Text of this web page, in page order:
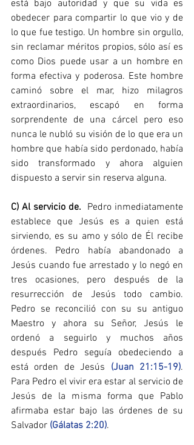
está bajo autoridad y que su vida es
obedecer para compartir lo que vio y de
lo que fue testigo. Un hombre sin orgullo,
sin reclamar méritos propios, sólo así es
como Dios puede usar a un hombre en
forma efectiva y poderosa. Este hombre
caminó sobre el mar, hizo milagros
extraordinarios, escapó en forma
sorprendente de una cárcel pero eso
nunca le nubló su visión de lo que era un
hombre que había sido perdonado, había
sido transformado y ahora alguien
dispuesto a servir sin reserva alguna.
C) Al servicio de.
  Pedro inmediatamente
establece que Jesús es a quien está
sirviendo, es su amo y sólo de Él recibe
órdenes. Pedro había abandonado a
Jesús cuando fue arrestado y lo negó en
tres ocasiones, pero después de la
resurrección de Jesús todo cambio.
Pedro se reconcilió con su su antiguo
Maestro y ahora su Señor, Jesús le
ordenó a seguirlo y muchos años
después Pedro seguía obedeciendo a
está orden de Jesús (Juan 21:15-19).
Para Pedro el vivir era estar al servicio de
Jesús de la misma forma que Pablo
afirmaba estar bajo las órdenes de su
Salvador (Gálatas 2:20).